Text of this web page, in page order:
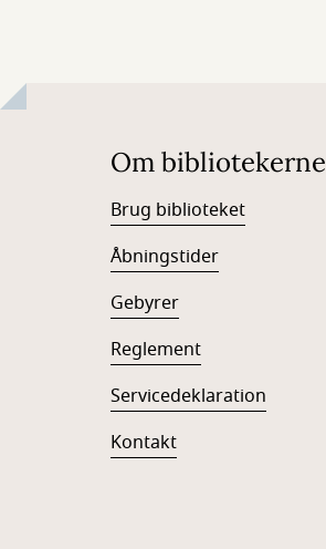
Om bibliotekerne
Brug biblioteket
Åbningstider
Gebyrer
Reglement
Servicedeklaration
Kontakt